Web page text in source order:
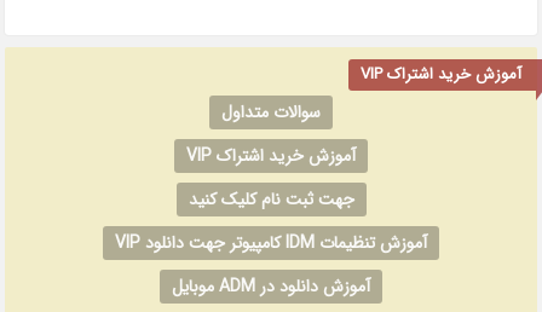
آموزش خرید اشتراک VIP
سوالات متداول
آموزش خرید اشتراک VIP
جهت ثبت نام کلیک کنید
آموزش تنظیمات IDM کامپیوتر جهت دانلود VIP
آموزش دانلود در ADM موبایل